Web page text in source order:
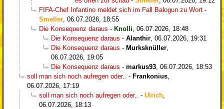
FIFA-Chef Infantino meldet sich im Fall Balogun zu Wort -
Smeller 06.07.2026, 18:55
Die Konsequenz daraus - Knolli 06.07.2026, 18:48
Die Konsequenz daraus - Alanthir 06.07.2026, 19:31
Die Konsequenz daraus - Murksknüller
06.07.2026, 19:05
Die Konsequenz daraus - markus93 06.07.2026, 18:53
soll man sich noch aufregen oder..
- Frankonius
06.07.2026, 17:19
soll man sich noch aufregen oder..
- Ulrich
06.07.2026, 18:13